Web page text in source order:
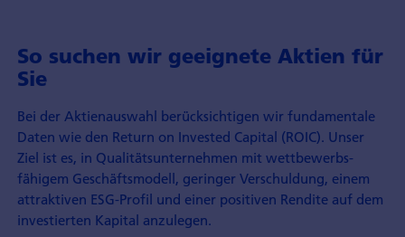
So suchen wir geeignete Aktien für
Sie
Bei der Aktien­auswahl berücksichtigen wir fundamentale
Daten wie den Return on Invested Capital (ROIC). Unser
Ziel ist es, in Qualitäts­unternehmen mit wettbewerbs­
fähigem Geschäfts­modell, geringer Verschuldung, einem
attraktiven ESG-Profil und einer positiven Rendite auf dem
investierten Kapital anzulegen.